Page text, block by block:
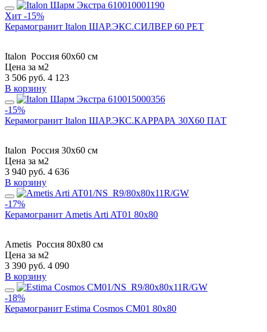
Хит -15%
Керамогранит Italon ШАР.ЭКС.СИЛВЕР 60 РЕТ
Italon Россия 60x60 см
Цена за м2
3 506 руб. 4 123
В корзину
-15%
Керамогранит Italon ШАР.ЭКС.КАРРАРА 30X60 ПАТ
Italon Россия 30x60 см
Цена за м2
3 940 руб. 4 636
В корзину
-17%
Керамогранит Ametis Arti AT01 80x80
Ametis Россия 80x80 см
Цена за м2
3 390 руб. 4 090
В корзину
-18%
Керамогранит Estima Cosmos CM01 80x80